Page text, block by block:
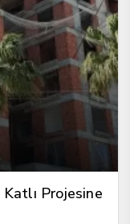
Katlı Projesine